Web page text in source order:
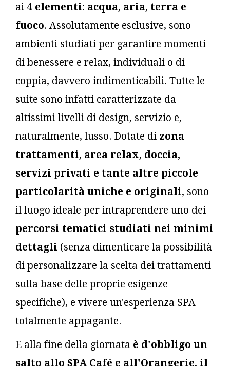
ai 4 elementi: acqua, aria, terra e
fuoco. Assolutamente esclusive, sono
ambienti studiati per garantire momenti
di benessere e relax, individuali o di
coppia, davvero indimenticabili. Tutte le
suite sono infatti caratterizzate da
altissimi livelli di design, servizio e,
naturalmente, lusso. Dotate di zona
trattamenti, area relax, doccia,
servizi privati e tante altre piccole
particolarità uniche e originali, sono
il luogo ideale per intraprendere uno dei
percorsi tematici studiati nei minimi
dettagli (senza dimenticare la possibilità
di personalizzare la scelta dei trattamenti
sulla base delle proprie esigenze
specifiche), e vivere un'esperienza SPA
totalmente appagante.
E alla fine della giornata è d'obbligo un
salto allo SPA Café e all'Orangerie, il